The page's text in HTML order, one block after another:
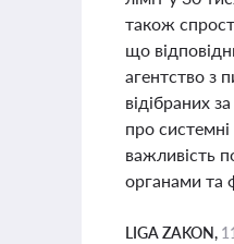
також
що
агентство з
відібраних
про
важливість
органами та
LIGA ZAKON,